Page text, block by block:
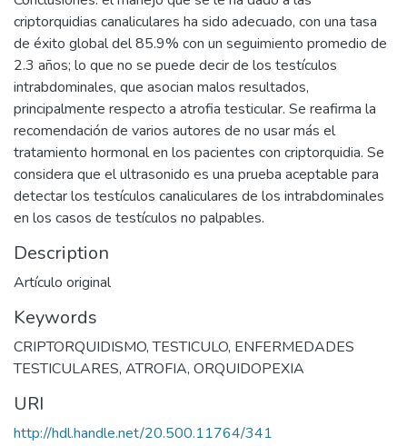
criptorquidias canaliculares ha sido adecuado, con una tasa
de éxito global del 85.9% con un seguimiento promedio de
2.3 años; lo que no se puede decir de los testículos
intrabdominales, que asocian malos resultados,
principalmente respecto a atrofia testicular. Se reafirma la
recomendación de varios autores de no usar más el
tratamiento hormonal en los pacientes con criptorquidia. Se
considera que el ultrasonido es una prueba aceptable para
detectar los testículos canaliculares de los intrabdominales
en los casos de testículos no palpables.
Description
Artículo original
Keywords
CRIPTORQUIDISMO,TESTICULO, ENFERMEDADES
TESTICULARES, ATROFIA, ORQUIDOPEXIA
URI
http://hdl.handle.net/20.500.11764/341